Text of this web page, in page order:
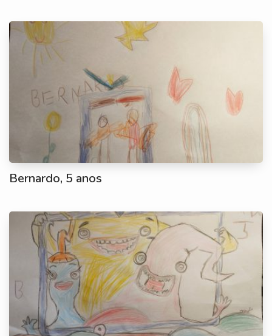
Bernardo, 5 anos